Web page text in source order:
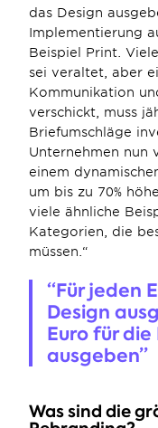
das Design
Implementierung
Beispiel Print.
sei veraltet, aber
Kommunikation
verschickt, muss
Briefumschläge
Unternehmen nun
einem
um bis zu 70%
viele ähnliche
Kategorien, die
müssen.“
“Für jeden
Design
Euro für
ausgeben”
Was sind die